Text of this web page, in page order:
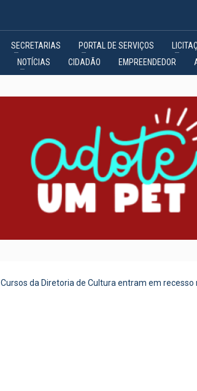
SECRETARIAS PORTAL DE SERVIÇOS
NOTÍCIAS CIDADÃO EMPREENDEDOR
Cursos da Diretoria de Cultura entram em